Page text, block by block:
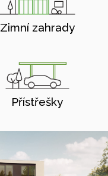
Zimní zahrady
Přístřešky